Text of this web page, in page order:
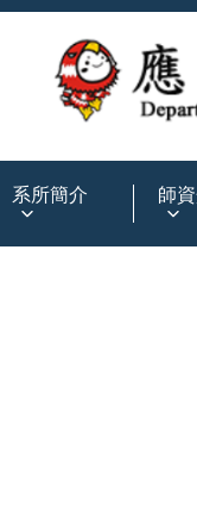
系所簡介 師